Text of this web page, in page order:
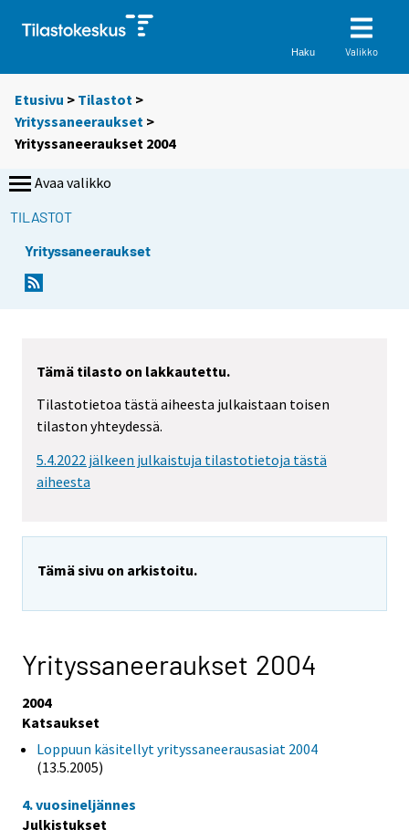
Haku Valikko
Etusivu > Tilastot >
Yrityssaneeraukset >
Yrityssaneeraukset 2004
Avaa valikko
TILASTOT
Yrityssaneeraukset
Tämä tilasto on lakkautettu.
Tilastotietoa tästä aiheesta julkaistaan toisen
tilaston yhteydessä.
5.4.2022 jälkeen julkaistuja tilastotietoja tästä
aiheesta
Tämä sivu on arkistoitu.
Yrityssaneeraukset 2004
2004
Katsaukset
Loppuun käsitellyt yrityssaneerausasiat 2004
(13.5.2005)
4. vuosineljännes
Julkistukset